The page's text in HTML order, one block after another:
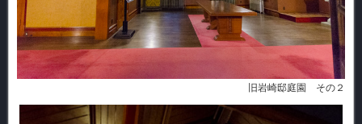
旧岩崎邸庭園 その２